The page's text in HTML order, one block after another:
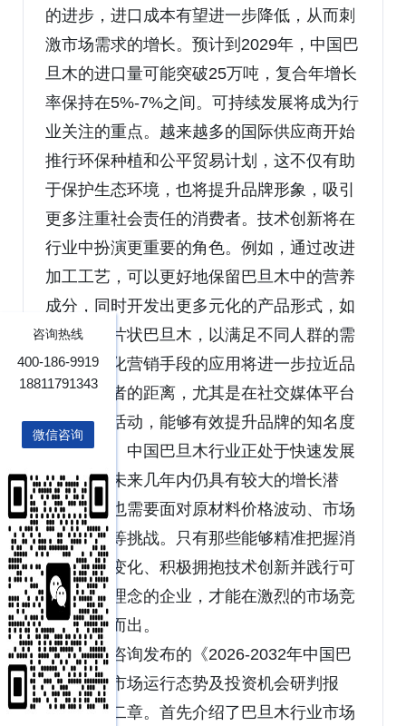
的进步，进口成本有望进一步降低，从而刺
激市场需求的增长。预计到2029年，中国巴
旦木的进口量可能突破25万吨，复合年增长
率保持在5%-7%之间。可持续发展将成为行
业关注的重点。越来越多的国际供应商开始
推行环保种植和公平贸易计划，这不仅有助
于保护生态环境，也将提升品牌形象，吸引
更多注重社会责任的消费者。技术创新将在
行业中扮演更重要的角色。例如，通过改进
加工工艺，可以更好地保留巴旦木中的营养
成分，同时开发出更多元化的产品形式，如
粉末状或片状巴旦木，以满足不同人群的需
求。数字化营销手段的应用将进一步拉近品
牌与消费者的距离，尤其是在社交媒体平台
上的推广活动，能够有效提升品牌的知名度
和忠诚度。中国巴旦木行业正处于快速发展
的阶段，未来几年内仍具有较大的增长潜
力。企业也需要面对原材料价格波动、市场
竞争加剧等挑战。只有那些能够精准把握消
费者需求变化、积极拥抱技术创新并践行可
持续发展理念的企业，才能在激烈的市场竞
争中脱颖而出。
博研咨询发布的《2026-2032年中国巴
旦木行业市场运行态势及投资机会研判报
告》共十二章。首先介绍了巴旦木行业市场
咨询热线
400-186-9919
18811791343
微信咨询